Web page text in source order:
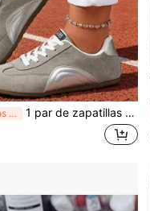
¡Últimos 2 días 1 par de zapatillas deportivas de mujer con cordones, de caña baja, moda primavera/otoño, versátiles, ligeras, con suela blanda, para correr, deportes y uso casual